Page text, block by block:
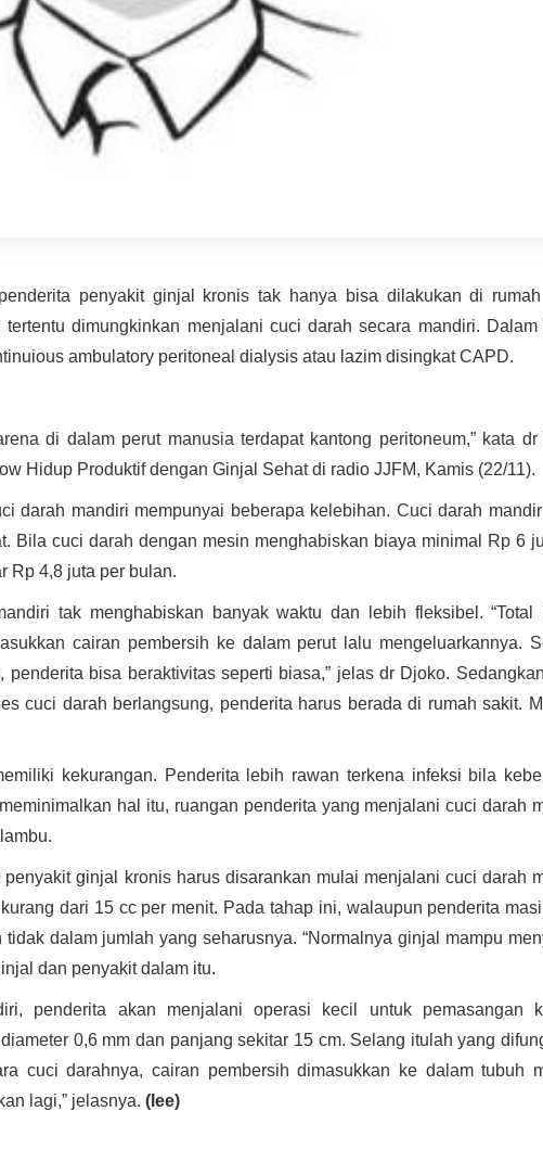
penyakit ginjal kronis tak hanya bisa dilakukan di
dimungkinkan menjalani cuci darah secara mandiri. Dalam
ambulatory peritoneal dialysis atau lazim disingkat CAPD.
di dalam perut manusia terdapat kantong peritoneum,” kata dr
Hidup Produktif dengan Ginjal Sehat di radio JJFM, Kamis (22/11).
darah mandiri mempunyai beberapa kelebihan. Cuci darah
Bila cuci darah dengan mesin menghabiskan biaya minimal Rp 6
Rp 4,8 juta per bulan.
tak menghabiskan banyak waktu dan lebih fleksibel. “Total
cairan pembersih ke dalam perut lalu mengeluarkannya.
bisa beraktivitas seperti biasa,” jelas dr Djoko.
cuci darah berlangsung, penderita harus berada di rumah sakit.
kekurangan. Penderita lebih rawan terkena infeksi bila
hal itu, ruangan penderita yang menjalani cuci darah
ginjal kronis harus disarankan mulai menjalani cuci darah
dari 15 cc per menit. Pada tahap ini, walaupun penderita
dalam jumlah yang seharusnya. “Normalnya ginjal mampu
dan penyakit dalam itu.
penderita akan menjalani operasi kecil untuk pemasangan
0,6 mm dan panjang sekitar 15 cm. Selang itulah yang
cuci darahnya, cairan pembersih dimasukkan ke dalam tubuh
lagi,” jelasnya. (lee)